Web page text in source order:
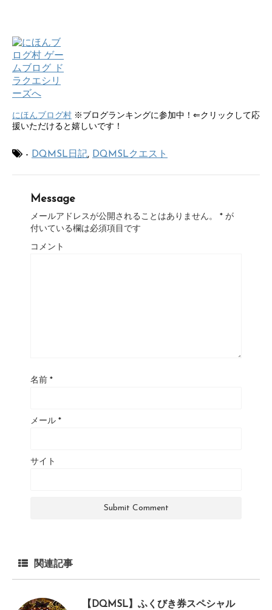
にほんブログ村 ※ブログランキングに参加中！⇐クリックして応
援いただけると嬉しいです！
- DQMSL日記, DQMSLクエスト
Message
メールアドレスが公開されることはありません。 * が
付いている欄は必須項目です
コメント
名前 *
メール *
サイト
関連記事
【DQMSL】ふくびき券スペシャル